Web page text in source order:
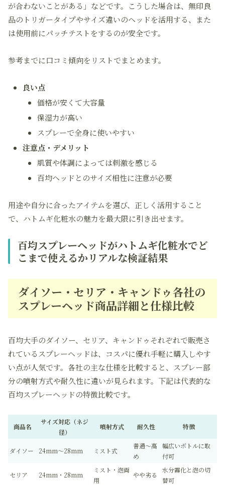
が合わないことがある」などです。こうした場合は、無印良
品のトリガータイプやサイズ違いのヘッドを活用する、また
は使用前にパッチテストをするのが安全です。
参考までに口コミ傾向をリストでまとめます。
良い点
価格が安くて大容量
保湿力が高い
スプレーで全身に使いやすい
注意点・デメリット
肌質や体調によっては刺激を感じる
百均ヘッドとのサイズ相性に注意が必要
用途や自分に合ったアイテムを選び、正しく活用すること
で、ハトムギ化粧水の魅力を最大限に引き出せます。
百均スプレーヘッドがハトムギ化粧水でど
こまで使えるかリアルな検証結果
ダイソー・セリア・キャンドゥ各社の
スプレーヘッド商品詳細と仕様比較
百均大手のダイソー、セリア、キャンドゥそれぞれで販売さ
れているスプレーヘッドは、コスパに優れ手軽に購入しやす
い点が人気です。各社の主な仕様を比較すると、スプレー部
分の噴射方式や耐久性に違いが見られます。下記は代表的な
百均スプレーヘッドの特徴比較です。
商品名
サイズ対応（ネジ
径）
噴射方式 耐久性 特徴
ダイソー 24mm～28mm ミスト式
普通～高
め
幅広いボトルに取
付可
セリア 24mm・28mm
ミスト・泡両
用
やや劣る
水分霧化と泡の切
替可